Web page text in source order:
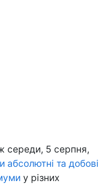
середи, 5 серпня,
абсолютні та добові
у різних